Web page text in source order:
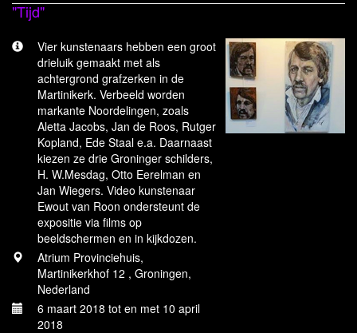
"Tijd"
Vier kunstenaars hebben een groot
drieluik gemaakt met als
achtergrond grafzerken in de
Martinikerk. Verbeeld worden
markante Noordelingen, zoals
Aletta Jacobs, Jan de Roos, Rutger
Kopland, Ede Staal e.a. Daarnaast
kiezen ze drie Groninger schilders,
H. W.Mesdag, Otto Eerelman en
Jan Wiegers. Video kunstenaar
Ewout van Roon ondersteunt de
expositie via films op
beeldschermen en in kijkdozen.
Atrium Provinciehuis,
Martinikerkhof 12 , Groningen,
Nederland
6 maart 2018 tot en met 10 april
2018